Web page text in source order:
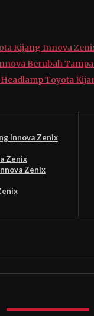
Kijang Innova
Berubah
Toyota
Innova Zenix
Zenix
Zenix